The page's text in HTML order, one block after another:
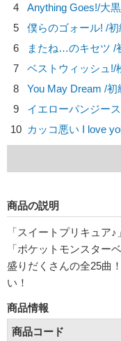
4
Anything Goes!/大
5
僕らのゴォール! /初
6
またね…のキセツ /
7
ベストウィッシュ!/
8
You May Dream /初
9
イエローパンジー
10 カッコ悪い I love
商品の説明
「スイートプリキュア
「ポケットモンスター
盛りだくさんの全25曲
い！
商品情報
商品コード